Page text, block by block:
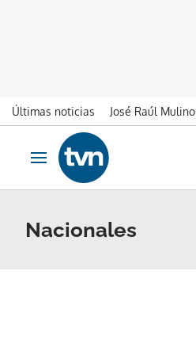
Últimas noticias José Raúl Mulino
Ir al contenido
Obrir navegació
Nacionales